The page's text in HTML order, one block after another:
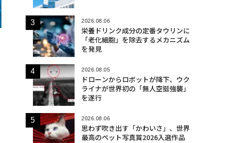
2026.08.06
栄養ドリンク成分の定番タウリンに
「老化細胞」を除去するメカニズム
を発見
2026.08.05
ドローンからロボットが降下、ウク
ライナが世界初の「無人空挺強襲」
を遂行
2026.08.06
思わず吹き出す「かわいさ」、世界
最高のペット写真賞2026入選作品